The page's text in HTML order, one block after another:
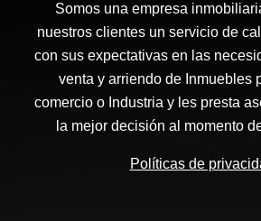
Somos una empresa
nuestros clientes un servicio de
con sus expectativas en las
venta y arriendo de Inmuebles
comercio o Industria y les presta
la mejor decisión al momento
Políticas de